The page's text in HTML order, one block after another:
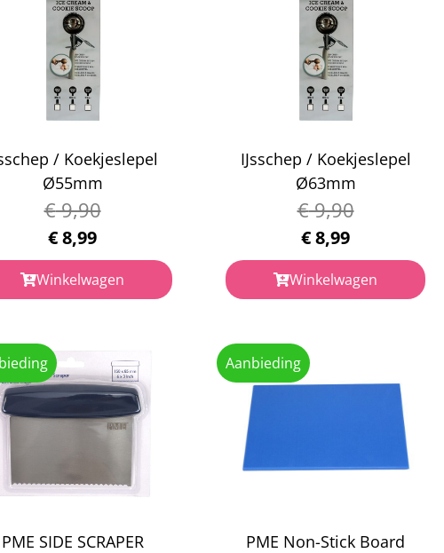
/ Koekjeslepel
Ø55mm
€9,90
€8,99
Winkelwagen
IJsschep / Koekjeslepel
Ø63mm
€9,90
€8,99
Winkelwagen
PME SIDE SCRAPER
Aanbieding
PME Non-Stick Board